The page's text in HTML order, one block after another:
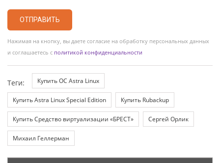
ОТПРАВИТЬ
Нажимая на кнопку, вы даете согласие на обработку персональных данных
и соглашаетесь с политикой конфиденциальности
Теги: Купить ОС Astra Linux
Купить Astra Linux Special Edition Купить Rubackup
Купить Средство виртуализации «БРЕСТ» Сергей Орлик
Михаил Геллерман